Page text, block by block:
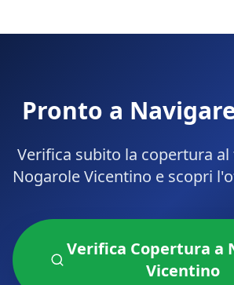
Pronto a
Verifica subito la copertura
Nogarole Vicentino e scopri
Verifica Copertura a
Vicentino